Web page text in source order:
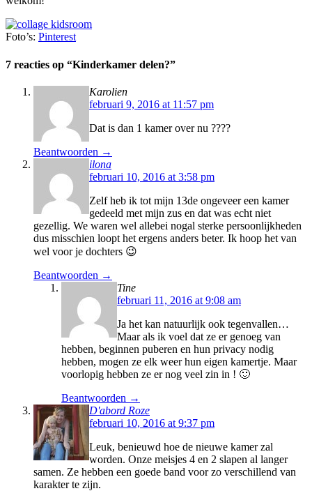
Foto’s: Pinterest
7 reacties op “Kinderkamer delen?”
Karolien
februari 9, 2016 at 11:57 pm
Dat is dan 1 kamer over nu ????
Beantwoorden →
ilona
februari 10, 2016 at 3:58 pm
Zelf heb ik tot mijn 13de ongeveer een kamer
gedeeld met mijn zus en dat was echt niet
gezellig. We waren wel allebei nogal sterke persoonlijkheden
dus misschien loopt het ergens anders beter. Ik hoop het van
wel voor je dochters 😉
Beantwoorden →
Tine
februari 11, 2016 at 9:08 am
Ja het kan natuurlijk ook tegenvallen…
Maar als ik voel dat ze er genoeg van
hebben, beginnen puberen en hun privacy nodig
hebben, mogen ze elk weer hun eigen kamertje. Maar
voorlopig hebben ze er nog veel zin in ! 🙂
Beantwoorden →
D'abord Roze
februari 10, 2016 at 9:37 pm
Leuk, benieuwd hoe de nieuwe kamer zal
worden. Onze meisjes 4 en 2 slapen al langer
samen. Ze hebben een goede band voor zo verschillend van
karakter te zijn.